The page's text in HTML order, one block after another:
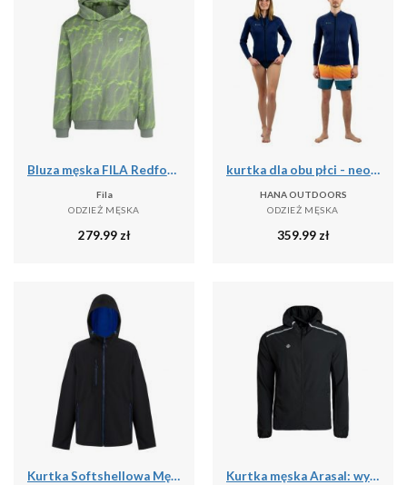
Bluza męska FILA Redford AOP Hoody
Fila
ODZIEŻ MĘSKA
279.99 zł
kurtka dla obu płci - neopren 2-2mm
HANA OUTDOORS
ODZIEŻ MĘSKA
359.99 zł
Kurtka Softshellowa Męska 2 Warstwy Kurtka męska Arasal: wydajność i wygoda dla biegaczy i miłośników trekkingu w ka